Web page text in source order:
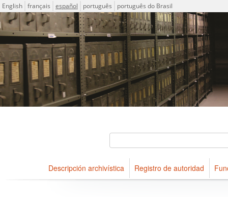
Idioma
English français español português português do Brasil
Descriptions for archival holdings maintained at Arquivo
ICA-AtoM Project
Descripción archivística Registro de autoridad